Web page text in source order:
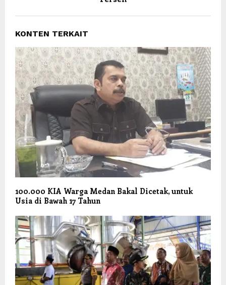
KONTEN TERKAIT
100.000 KIA Warga Medan Bakal Dicetak, untuk
Usia di Bawah 17 Tahun